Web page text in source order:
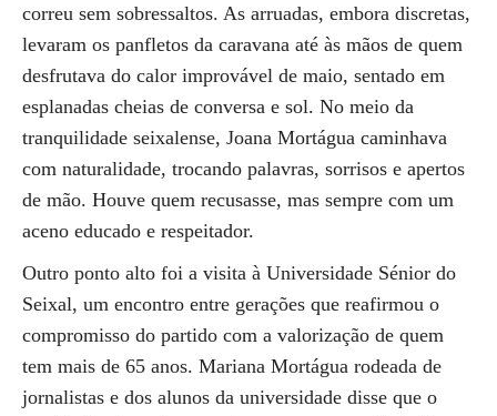
correu sem sobressaltos. As arruadas, embora discretas,
levaram os panfletos da caravana até às mãos de quem
desfrutava do calor improvável de maio, sentado em
esplanadas cheias de conversa e sol. No meio da
tranquilidade seixalense, Joana Mortágua caminhava
com naturalidade, trocando palavras, sorrisos e apertos
de mão. Houve quem recusasse, mas sempre com um
aceno educado e respeitador.
Outro ponto alto foi a visita à Universidade Sénior do
Seixal, um encontro entre gerações que reafirmou o
compromisso do partido com a valorização de quem
tem mais de 65 anos. Mariana Mortágua rodeada de
jornalistas e dos alunos da universidade disse que o